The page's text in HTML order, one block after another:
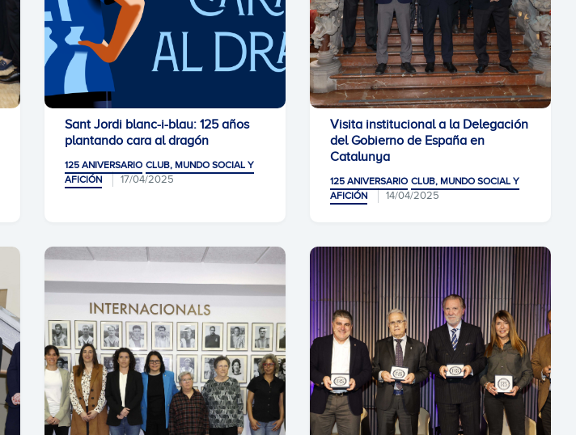
Sant Jordi blanc-i-blau: 125 años
plantando cara al dragón
125 ANIVERSARIO CLUB, MUNDO SOCIAL Y
AFICIÓN
17/04/2025
Visita institucional a la Delegación
del Gobierno de España en
Catalunya
125 ANIVERSARIO CLUB, MUNDO SOCIAL Y
AFICIÓN
14/04/2025